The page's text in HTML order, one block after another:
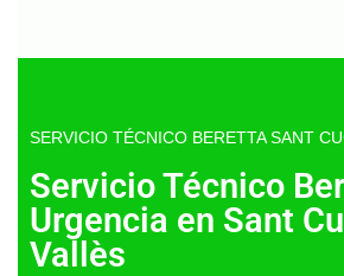
SERVICIO TÉCNICO BERETTA SANT
Servicio Técnico
Urgencia en Sant
Vallès